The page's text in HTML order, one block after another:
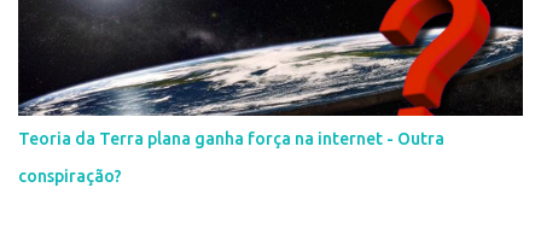
Teoria da Terra plana ganha força na internet - Outra
conspiração?